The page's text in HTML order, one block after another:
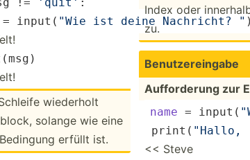
= input(­ "Wie ist deine Nachricht? " )
(msg)
wiederholt
solange wie eine
erfüllt ist.
Index oder
zu.
Benutz­ere­ingabe
Auffor­derung zur
name = input(­
print(­ "­Hallo,
<< Steve